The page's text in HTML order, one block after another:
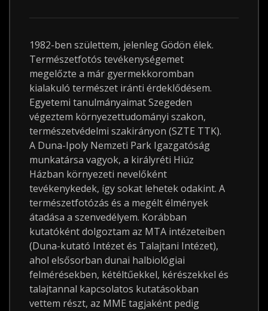
1982-ben születtem, jelenleg Gödön élek.
Természetfotós tevékenységemet
megelőzte a már gyermekkoromban
kialakuló természet iránti érdeklődésem.
Egyetemi tanulmányaimat Szegeden
végeztem környezettudományi szakon,
természetvédelmi szakirányon (SZTE TTK).
A Duna-Ipoly Nemzeti Park Igazgatóság
munkatársa vagyok, a királyréti Hiúz
Házban környezeti nevelőként
tevékenykedek, így sokat lehetek odakint. A
természetfotózás és a megélt élmények
átadása a szenvedélyem. Korábban
kutatóként dolgoztam az MTA intézeteiben
(Duna-kutató Intézet és Talajtani Intézet),
ahol elsősorban dunai halbiológiai
felmérésekben, kétéltűekkel, kérészekkel és
talajtannal kapcsolatos kutatásokban
vettem részt, az MME tagjaként pedig